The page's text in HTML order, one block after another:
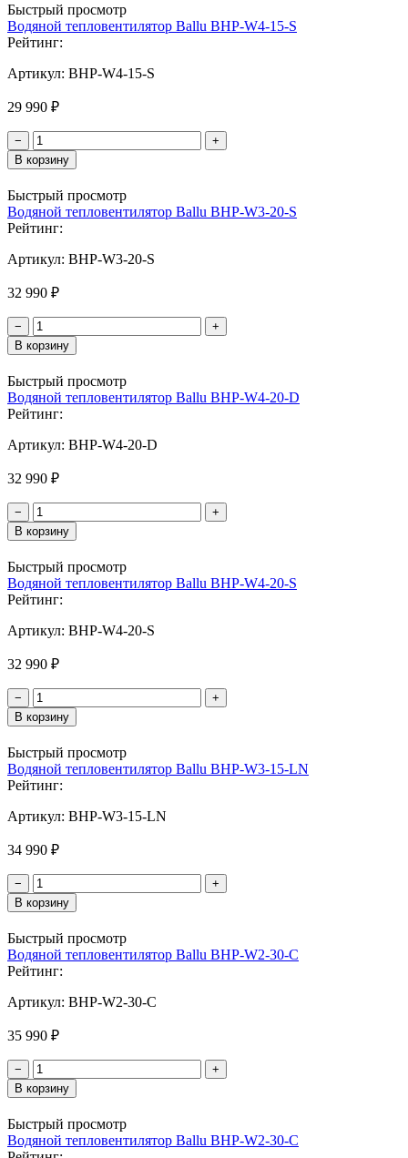
Быстрый просмотр
Водяной тепловентилятор Ballu BHP-W4-15-S
Рейтинг:
Артикул: BHP-W4-15-S
29 990 ₽
−
+
В корзину
Быстрый просмотр
Водяной тепловентилятор Ballu BHP-W3-20-S
Рейтинг:
Артикул: BHP-W3-20-S
32 990 ₽
−
+
В корзину
Быстрый просмотр
Водяной тепловентилятор Ballu BHP-W4-20-D
Рейтинг:
Артикул: BHP-W4-20-D
32 990 ₽
−
+
В корзину
Быстрый просмотр
Водяной тепловентилятор Ballu BHP-W4-20-S
Рейтинг:
Артикул: BHP-W4-20-S
32 990 ₽
−
+
В корзину
Быстрый просмотр
Водяной тепловентилятор Ballu BHP-W3-15-LN
Рейтинг:
Артикул: BHP-W3-15-LN
34 990 ₽
−
+
В корзину
Быстрый просмотр
Водяной тепловентилятор Ballu BHP-W2-30-С
Рейтинг:
Артикул: BHP-W2-30-С
35 990 ₽
−
+
В корзину
Быстрый просмотр
Водяной тепловентилятор Ballu BHP-W2-30-C